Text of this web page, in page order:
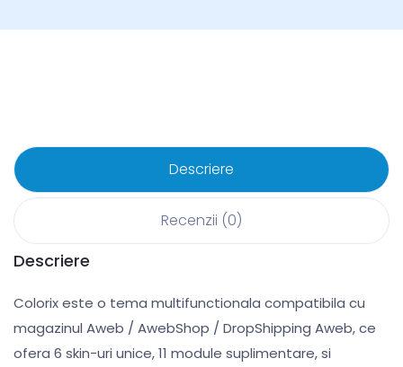
Descriere
Recenzii (0)
Descriere
Colorix este o tema multifunctionala compatibila cu
magazinul Aweb / AwebShop / DropShipping Aweb, ce
ofera 6 skin-uri unice, 11 module suplimentare, si